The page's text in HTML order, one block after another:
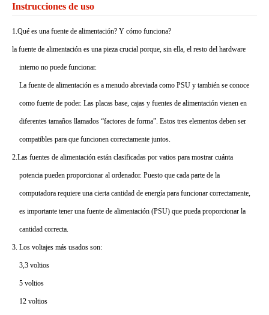
Instrucciones de uso
1.Qué es una fuente de alimentación? Y cómo funciona?
la fuente de alimentación es una pieza crucial porque, sin ella, el resto del hardware
interno no puede funcionar.
La fuente de alimentación es a menudo abreviada como PSU y también se conoce
como fuente de poder. Las placas base, cajas y fuentes de alimentación vienen en
diferentes tamaños llamados “factores de forma”. Estos tres elementos deben ser
compatibles para que funcionen correctamente juntos.
2.Las fuentes de alimentación están clasificadas por vatios para mostrar cuánta
potencia pueden proporcionar al ordenador. Puesto que cada parte de la
computadora requiere una cierta cantidad de energía para funcionar correctamente,
es importante tener una fuente de alimentación (PSU) que pueda proporcionar la
cantidad correcta.
3. Los voltajes más usados son:
3,3 voltios
5 voltios
12 voltios